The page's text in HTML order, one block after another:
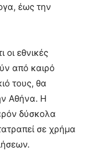
έως την
οι εθνικές
από καιρό
τους, θα
Αθήνα. Η
δύσκολα
σε χρήμα